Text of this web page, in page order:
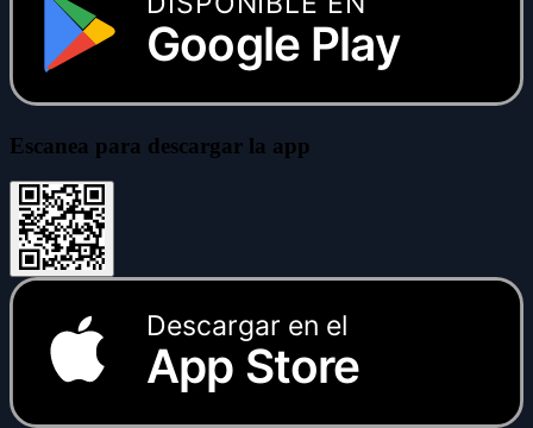
Google Play
Escanea para descargar la app
Descargar en el
App Store